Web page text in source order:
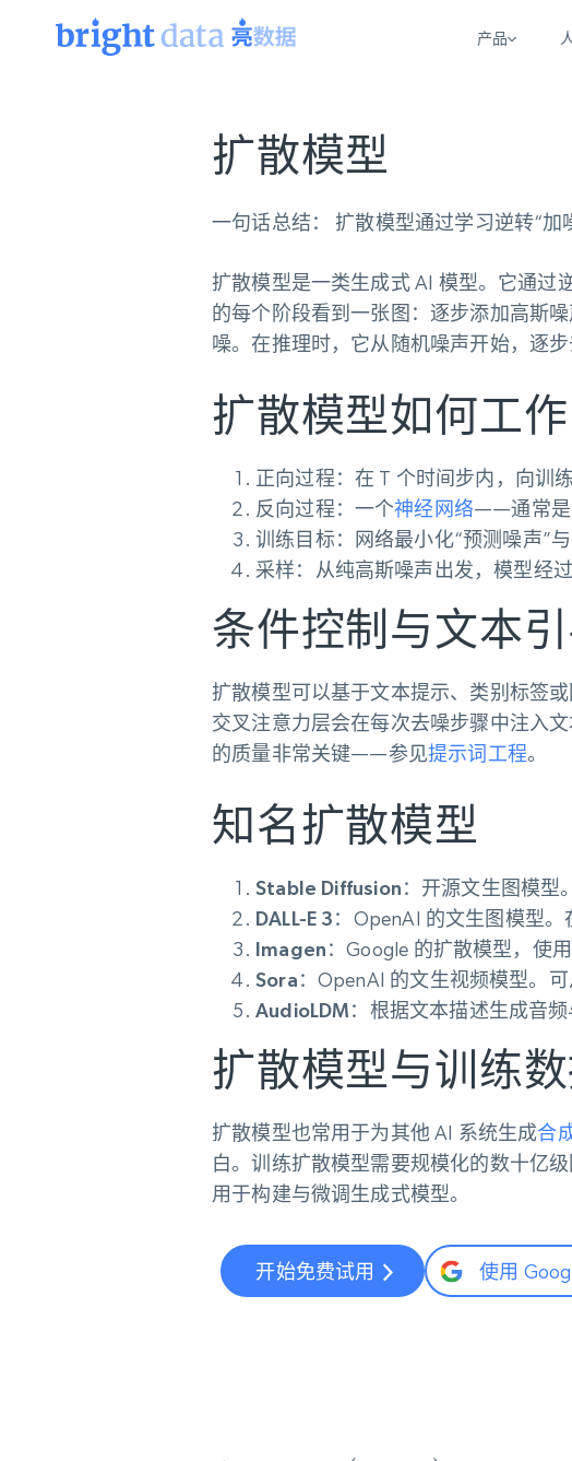
产品
网页解锁 API
Discover API 免费
搜索引擎结果页 API
按需获取多引擎搜索结果
Google
Duckduckgo Yandex
动态代理
超40000万 万高速真人住宅代理
数据中心代理
视频与媒体数据
视频信息流——为 VLA 准备就绪
数据包
为各行各业生成可直接用于LLM的数据集
网页解锁 API
起价
搜索引擎 API
免费套餐
起价
$1/ 每1 次请求
爬虫浏览器 API
起价
代理基础设施
动态代理
免费套餐
$5 $2.5/GB
ISP 代理
起价
$1.3/IP
第三方工具集成
代理网络检查
网站地图
博客
网络研
代理位
产品技
扩散模型
一句话总结： 扩散模型通过学习逆转“加
扩散模型是一类生成式 AI 模型。它通过
的每个阶段看到一张图：逐步添加高斯
噪。在推理时，它从随机噪声开始，逐
扩散模型如何工作
正向过程：在 T 个时间步内，向训
反向过程：一个神经网络——通常是
训练目标：网络最小化“预测噪声”
采样：从纯高斯噪声出发，模型经
条件控制与文本
扩散模型可以基于文本提示、类别标签
交叉注意力层会在每次去噪步骤中注入
的质量非常关键——参见提示词工程。
知名扩散模型
Stable Diffusion：开源文生图模型
DALL-E 3：OpenAI 的文生图模型。
Imagen：Google 的扩散模型，使
Sora：OpenAI 的文生视频模型。
AudioLDM：根据文本描述生成音频
扩散模型与训练
扩散模型也常用于为其他 AI 系统生成合
白。训练扩散模型需要规模化的数十亿
用于构建与微调生成式模型。
开始免费试用 使用